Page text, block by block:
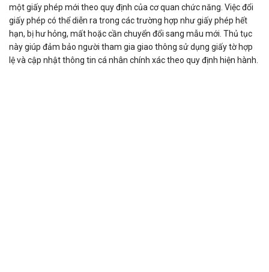
một giấy phép mới theo quy định của cơ quan chức năng. Việc đổi
giấy phép có thể diễn ra trong các trường hợp như giấy phép hết
hạn, bị hư hỏng, mất hoặc cần chuyển đổi sang mẫu mới. Thủ tục
này giúp đảm bảo người tham gia giao thông sử dụng giấy tờ hợp
lệ và cập nhật thông tin cá nhân chính xác theo quy định hiện hành.